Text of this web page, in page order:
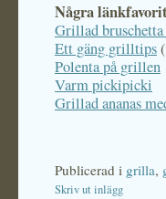
Några
Grillad
Ett gäng grilltips
Polenta på grillen
Varm pickipicki
Grillad ananas
Publicerad i grilla,
Skriv ut inlägg